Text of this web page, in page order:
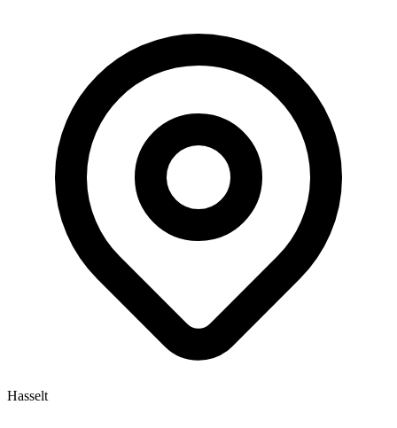
Hasselt